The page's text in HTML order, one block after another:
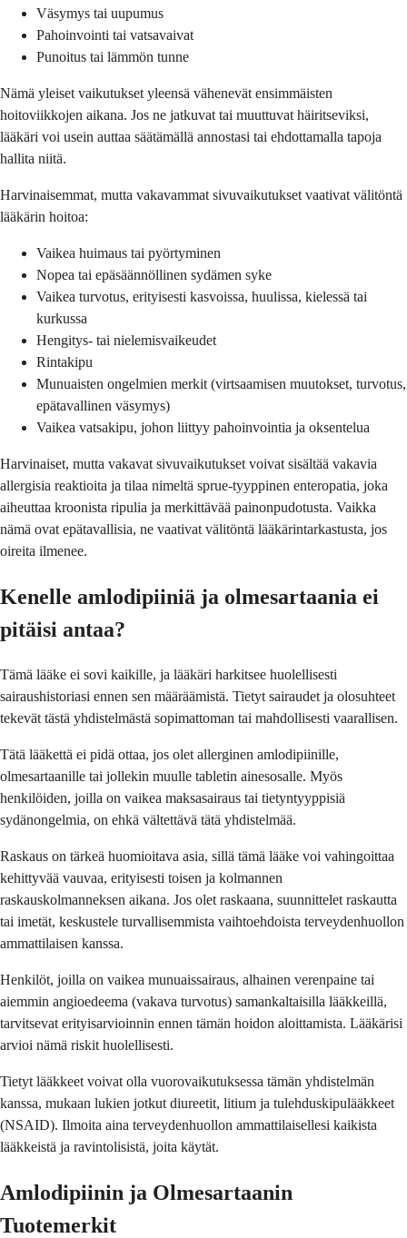
Väsymys tai uupumus
Pahoinvointi tai vatsavaivat
Punoitus tai lämmön tunne
Nämä yleiset vaikutukset yleensä vähenevät ensimmäisten
hoitoviikkojen aikana. Jos ne jatkuvat tai muuttuvat häiritseviksi,
lääkäri voi usein auttaa säätämällä annostasi tai ehdottamalla tapoja
hallita niitä.
Harvinaisemmat, mutta vakavammat sivuvaikutukset vaativat välitöntä
lääkärin hoitoa:
Vaikea huimaus tai pyörtyminen
Nopea tai epäsäännöllinen sydämen syke
Vaikea turvotus, erityisesti kasvoissa, huulissa, kielessä tai
kurkussa
Hengitys- tai nielemisvaikeudet
Rintakipu
Munuaisten ongelmien merkit (virtsaamisen muutokset, turvotus,
epätavallinen väsymys)
Vaikea vatsakipu, johon liittyy pahoinvointia ja oksentelua
Harvinaiset, mutta vakavat sivuvaikutukset voivat sisältää vakavia
allergisia reaktioita ja tilaa nimeltä sprue-tyyppinen enteropatia, joka
aiheuttaa kroonista ripulia ja merkittävää painonpudotusta. Vaikka
nämä ovat epätavallisia, ne vaativat välitöntä lääkärintarkastusta, jos
oireita ilmenee.
Kenelle amlodipiiniä ja olmesartaania ei
pitäisi antaa?
Tämä lääke ei sovi kaikille, ja lääkäri harkitsee huolellisesti
sairaushistoriasi ennen sen määräämistä. Tietyt sairaudet ja olosuhteet
tekevät tästä yhdistelmästä sopimattoman tai mahdollisesti vaarallisen.
Tätä lääkettä ei pidä ottaa, jos olet allerginen amlodipiinille,
olmesartaanille tai jollekin muulle tabletin ainesosalle. Myös
henkilöiden, joilla on vaikea maksasairaus tai tietyntyyppisiä
sydänongelmia, on ehkä vältettävä tätä yhdistelmää.
Raskaus on tärkeä huomioitava asia, sillä tämä lääke voi vahingoittaa
kehittyvää vauvaa, erityisesti toisen ja kolmannen
raskauskolmanneksen aikana. Jos olet raskaana, suunnittelet raskautta
tai imetät, keskustele turvallisemmista vaihtoehdoista terveydenhuollon
ammattilaisen kanssa.
Henkilöt, joilla on vaikea munuaissairaus, alhainen verenpaine tai
aiemmin angioedeema (vakava turvotus) samankaltaisilla lääkkeillä,
tarvitsevat erityisarvioinnin ennen tämän hoidon aloittamista. Lääkärisi
arvioi nämä riskit huolellisesti.
Tietyt lääkkeet voivat olla vuorovaikutuksessa tämän yhdistelmän
kanssa, mukaan lukien jotkut diureetit, litium ja tulehduskipulääkkeet
(NSAID). Ilmoita aina terveydenhuollon ammattilaisellesi kaikista
lääkkeistä ja ravintolisistä, joita käytät.
Amlodipiinin ja Olmesartaanin
Tuotemerkit